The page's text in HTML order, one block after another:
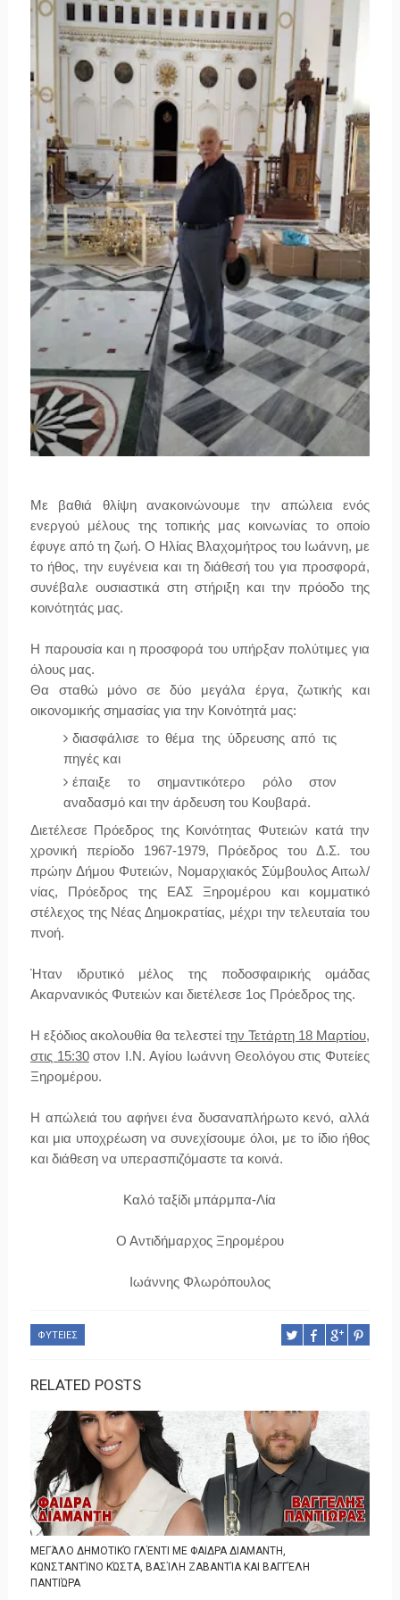
Με βαθιά θλίψη ανακοινώνουμε την απώλεια ενός
ενεργού μέλους της τοπικής μας κοινωνίας το οποίο
έφυγε από τη ζωή. Ο Ηλίας Βλαχομήτρος του Ιωάννη, με
το ήθος, την ευγένεια και τη διάθεσή του για προσφορά,
συνέβαλε ουσιαστικά στη στήριξη και την πρόοδο της
κοινότητάς μας.
Η παρουσία και η προσφορά του υπήρξαν πολύτιμες για
όλους μας.
Θα σταθώ μόνο σε δύο μεγάλα έργα, ζωτικής και
οικονομικής σημασίας για την Κοινότητά μας:
διασφάλισε το θέμα της ύδρευσης από τις
πηγές και
έπαιξε το σημαντικότερο ρόλο στον
αναδασμό και την άρδευση του Κουβαρά.
Διετέλεσε Πρόεδρος της Κοινότητας Φυτειών κατά την
χρονική περίοδο 1967-1979, Πρόεδρος του Δ.Σ. του
πρώην Δήμου Φυτειών, Νομαρχιακός Σύμβουλος Αιτωλ/
νίας, Πρόεδρος της ΕΑΣ Ξηρομέρου και κομματικό
στέλεχος της Νέας Δημοκρατίας, μέχρι την τελευταία του
πνοή.
Ήταν ιδρυτικό μέλος της ποδοσφαιρικής ομάδας
Ακαρνανικός Φυτειών και διετέλεσε 1ος Πρόεδρος της.
Η εξόδιος ακολουθία θα τελεστεί την Τετάρτη 18 Μαρτίου,
στις 15:30στον Ι.Ν. Αγίου Ιωάννη Θεολόγου στις Φυτείες
Ξηρομέρου.
Η απώλειά του αφήνει ένα δυσαναπλήρωτο κενό, αλλά
και μια υποχρέωση να συνεχίσουμε όλοι, με το ίδιο ήθος
και διάθεση να υπερασπιζόμαστε τα κοινά.
Καλό ταξίδι μπάρμπα-Λία
Ο Αντιδήμαρχος Ξηρομέρου
Ιωάννης Φλωρόπουλος
ΦΥΤΕΙΕΣ
RELATED POSTS
ΜΕΓΆΛΟ ΔΗΜΟΤΙΚΌ ΓΛΈΝΤΙ ΜΕ ΦΑΙΔΡΑ ΔΙΑΜΑΝΤΗ,
ΚΩΝΣΤΑΝΤΊΝΟ ΚΏΣΤΑ, ΒΑΣΊΛΗ ΖΑΒΑΝΤΊΑ ΚΑΙ ΒΑΓΓΈΛΗ
ΠΑΝΤΙΏΡΑ